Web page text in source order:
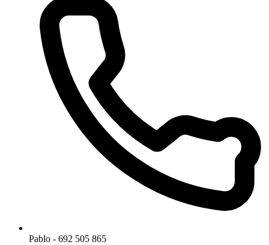
Pablo - 692 505 865